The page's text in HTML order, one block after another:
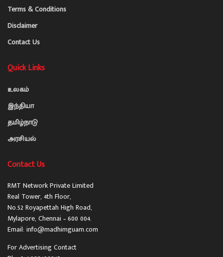
Terms & Conditions
Disclaimer
Contact Us
Quick Links
உலகம்
இந்தியா
தமிழ்நாடு
அரசியல்
Contact Us
RMT Network Private Limited
Real Tower, 4th Floor,
No.52 Royapettah High Road,
Mylapore, Chennai – 600 004.
Email: info@madhimguam.com
For Advertising Contact